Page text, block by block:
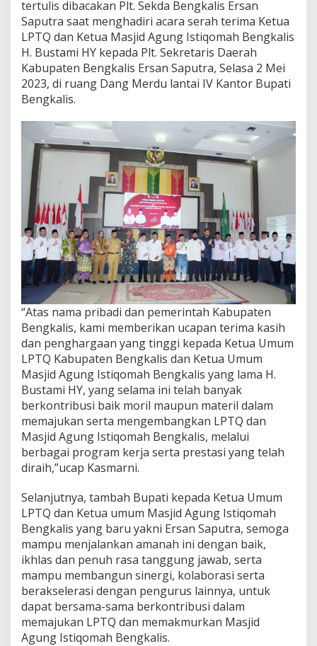
tertulis dibacakan Plt. Sekda Bengkalis Ersan
Saputra saat menghadiri acara serah terima Ketua
LPTQ dan Ketua Masjid Agung Istiqomah Bengkalis
H. Bustami HY kepada Plt. Sekretaris Daerah
Kabupaten Bengkalis Ersan Saputra, Selasa 2 Mei
2023, di ruang Dang Merdu lantai IV Kantor Bupati
Bengkalis.
“Atas nama pribadi dan pemerintah Kabupaten
Bengkalis, kami memberikan ucapan terima kasih
dan penghargaan yang tinggi kepada Ketua Umum
LPTQ Kabupaten Bengkalis dan Ketua Umum
Masjid Agung Istiqomah Bengkalis yang lama H.
Bustami HY, yang selama ini telah banyak
berkontribusi baik moril maupun materil dalam
memajukan serta mengembangkan LPTQ dan
Masjid Agung Istiqomah Bengkalis, melalui
berbagai program kerja serta prestasi yang telah
diraih,”ucap Kasmarni.
Selanjutnya, tambah Bupati kepada Ketua Umum
LPTQ dan Ketua umum Masjid Agung Istiqomah
Bengkalis yang baru yakni Ersan Saputra, semoga
mampu menjalankan amanah ini dengan baik,
ikhlas dan penuh rasa tanggung jawab, serta
mampu membangun sinergi, kolaborasi serta
berakselerasi dengan pengurus lainnya, untuk
dapat bersama-sama berkontribusi dalam
memajukan LPTQ dan memakmurkan Masjid
Agung Istiqomah Bengkalis.